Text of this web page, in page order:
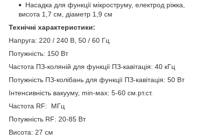
Насадка для функції мікроструму, електрод ріжка,
висота 1,7 см, діаметр 1,9 см
Технічні характеристики:
Напруга: 220 / 240 В, 50 / 60 Гц
Потужність: 150 Вт
Частота ПЗ-коляній для функції ПЗ-кавітація: 40 кГц
Потужність ПЗ-колібань для функції ПЗ-кавітація: 50 Вт
Інтенсивність вакууму, min-мах: 5-60 см.рт.ст.
Частота RF: МГц
Потужність RF: 20-85 Вт
Висота: 27 cм